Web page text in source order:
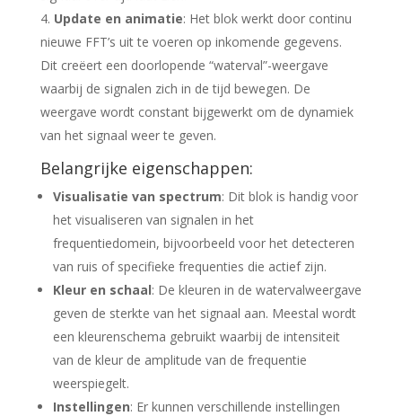
Update en animatie: Het blok werkt door continu
nieuwe FFT’s uit te voeren op inkomende gegevens.
Dit creëert een doorlopende “waterval”-weergave
waarbij de signalen zich in de tijd bewegen. De
weergave wordt constant bijgewerkt om de dynamiek
van het signaal weer te geven.
Belangrijke eigenschappen:
Visualisatie van spectrum: Dit blok is handig voor
het visualiseren van signalen in het
frequentiedomein, bijvoorbeeld voor het detecteren
van ruis of specifieke frequenties die actief zijn.
Kleur en schaal: De kleuren in de watervalweergave
geven de sterkte van het signaal aan. Meestal wordt
een kleurenschema gebruikt waarbij de intensiteit
van de kleur de amplitude van de frequentie
weerspiegelt.
Instellingen: Er kunnen verschillende instellingen